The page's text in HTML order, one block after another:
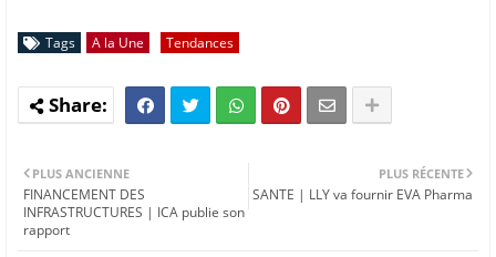
Tags A la Une Tendances
PLUS RÉCENTE
SANTE | LLY va fournir EVA Pharma
PLUS ANCIENNE
FINANCEMENT DES
INFRASTRUCTURES | ICA publie son
rapport